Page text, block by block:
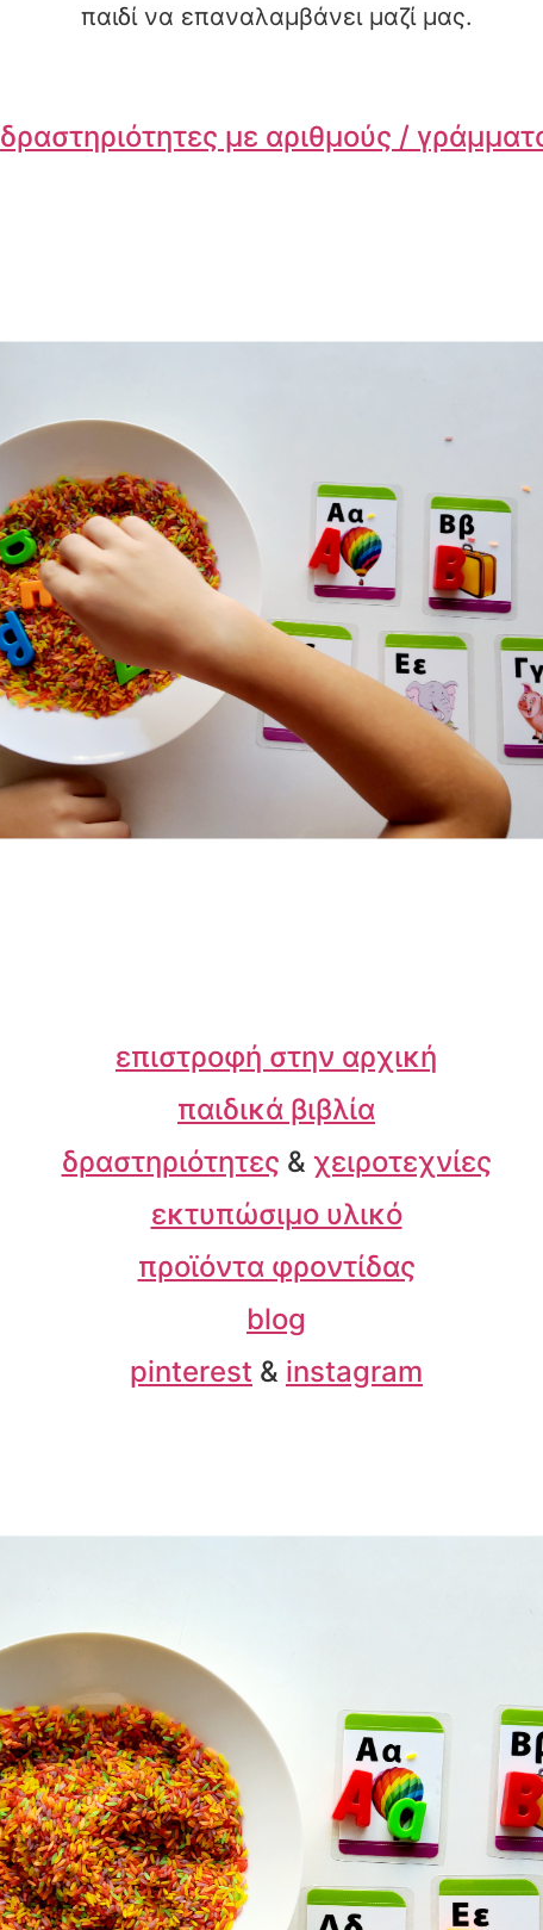
παιδί να επαναλαμβάνει μαζί μας.
δραστηριότητες με αριθμούς /
επιστροφή στην αρχική
παιδικά βιβλία
δραστηριότητες & χειροτεχνίες
εκτυπώσιμο υλικό
προϊόντα φροντίδας
blog
pinterest & instagram